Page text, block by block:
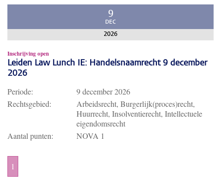
9
DEC
2026
Inschrijving open
Leiden Law Lunch IE: Handelsnaamrecht 9 december
2026
Periode:
9 december 2026
Rechtsgebied:
Arbeidsrecht, Burgerlijk(proces)recht,
Huurrecht, Insolventierecht, Intellectuele
eigendomsrecht
Aantal punten:
NOVA 1
1